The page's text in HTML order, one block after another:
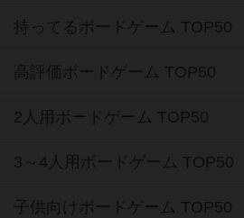
持ってるボードゲーム TOP50
高評価ボードゲーム TOP50
2人用ボードゲーム TOP50
3～4人用ボードゲーム TOP50
子供向けボードゲーム TOP50